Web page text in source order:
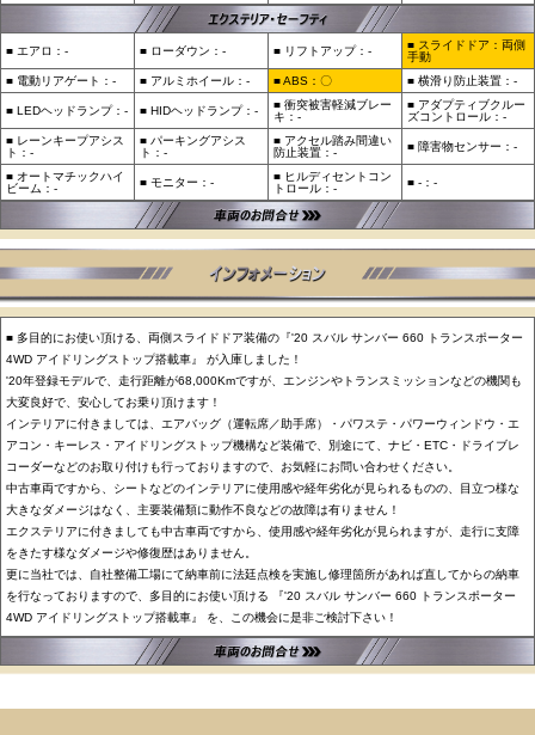
■ エアロ：- ■ ローダウン：- ■ リフトアップ：‐
■ スライドドア：両側
手動
■ 電動リアゲート：-
■ アルミホイール：- ■ ABS：〇 ■ 横滑り防止装置：-
■ LEDヘッドランプ：- ■ HIDヘッドランプ：-
■ 衝突被害軽減ブレー
キ：-
■ アダプティブクルー
ズコントロール：-
■ レーンキープアシス
ト：-
■ パーキングアシス
ト：-
■ アクセル踏み間違い
防止装置：-
■ 障害物センサー：-
■ オートマチックハイ
ビーム：-
■ モニター：-
■ ヒルディセントコン
トロール：-
■ -：-
■ 多目的にお使い頂ける、両側スライドドア装備の『'20 スバル サンバー 660 トランスポーター
4WD アイドリングストップ搭載車』 が入庫しました！
'20年登録モデルで、走行距離が68,000Kmですが、エンジンやトランスミッションなどの機関も
大変良好で、安心してお乗り頂けます！
インテリアに付きましては、エアバッグ（運転席／助手席）・パワステ・パワーウィンドウ・エ
アコン・キーレス・アイドリングストップ機構など装備で、別途にて、ナビ・ETC・ドライブレ
コーダーなどのお取り付けも行っておりますので、お気軽にお問い合わせください。
中古車両ですから、シートなどのインテリアに使用感や経年劣化が見られるものの、目立つ様な
大きなダメージはなく、主要装備類に動作不良などの故障は有りません！
エクステリアに付きましても中古車両ですから、使用感や経年劣化が見られますが、走行に支障
をきたす様なダメージや修復歴はありません。
更に当社では、自社整備工場にて納車前に法廷点検を実施し修理箇所があれば直してからの納車
を行なっておりますので、多目的にお使い頂ける 『'20 スバル サンバー 660 トランスポーター
4WD アイドリングストップ搭載車』 を、この機会に是非ご検討下さい！